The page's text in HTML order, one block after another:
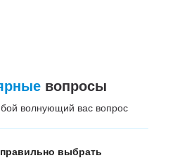
вопросы
волнующий вас вопрос
выбрать